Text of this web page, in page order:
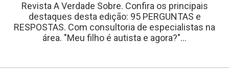
Revista A Verdade Sobre. Confira os principais
destaques desta edição: 95 PERGUNTAS e
RESPOSTAS. Com consultoria de especialistas na
área. "Meu filho é autista e agora?"...